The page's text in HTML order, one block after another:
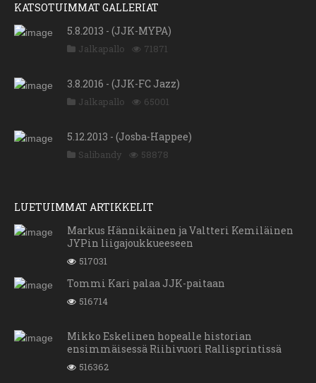
KATSOTUIMMAT GALLERIAT
5.8.2013 - (JJK-MYPA)
Jalkapallo 71871
3.8.2016 - (JJK-FC Jazz)
Jalkapallo 65001
5.12.2013 - (Josba-Happee)
Salibandy 58878
LUETUIMMAT ARTIKKELIT
Markus Hännikäinen ja Valtteri Kemiläinen
JYPin liigajoukkueeseen
517031
Tommi Kari palaa JJK-paitaan
516714
Mikko Eskelinen hopealle historian
ensimmäisessä Riihivuori Rallisprintissä
516362